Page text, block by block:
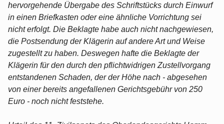
hervorgehende Übergabe des Schriftstücks durch Einwurf
in einen Briefkasten oder eine ähnliche Vorrichtung sei
nicht erfolgt. Die Beklagte habe auch nicht nachgewiesen,
die Postsendung der Klägerin auf andere Art und Weise
zugestellt zu haben. Deswegen hafte die Beklagte der
Klägerin für den durch den pflichtwidrigen Zustellvorgang
entstandenen Schaden, der der Höhe nach - abgesehen
von einer bereits angefallenen Gerichtsgebühr von 250
Euro - noch nicht feststehe.